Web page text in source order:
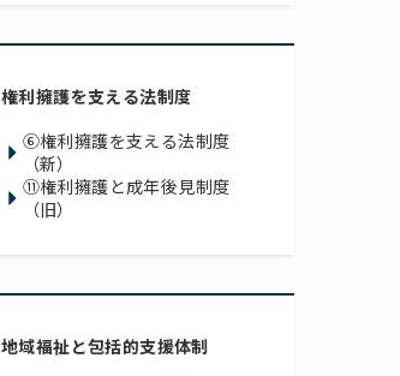
権利擁護を支える法制度
⑥権利擁護を支える法制度
（新）
⑪権利擁護と成年後見制度
（旧）
地域福祉と包括的支援体制